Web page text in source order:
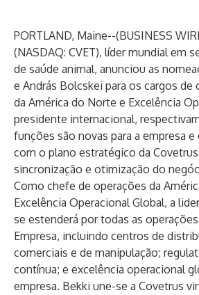
PORTLAND, Maine--(BUSINESS
(NASDAQ: CVET), líder mundial em
de saúde animal, anunciou as
e András Bolcskei para os cargos de
da América do Norte e Excelência
presidente internacional,
funções são novas para a empresa e
com o plano estratégico da
sincronização e otimização do
Como chefe de operações da
Excelência Operacional Global, a
se estenderá por todas as
Empresa, incluindo centros de
comerciais e de manipulação;
contínua; e excelência operacional
empresa. Bekki une-se a Covetrus